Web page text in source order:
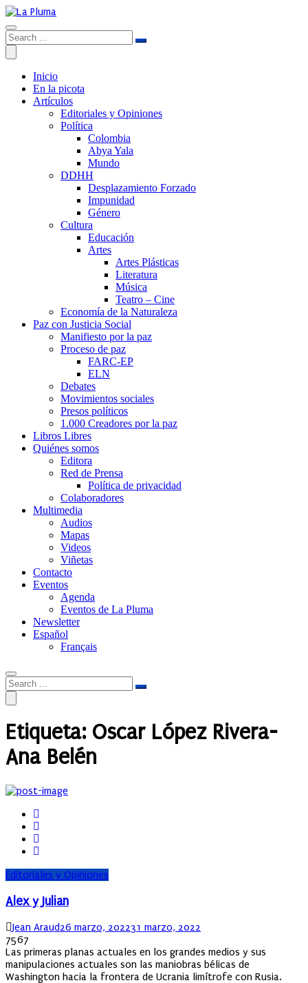
Inicio
En la picota
Artículos
Editoriales y Opiniones
Política
Colombia
Abya Yala
Mundo
DDHH
Desplazamiento Forzado
Impunidad
Género
Cultura
Educación
Artes
Artes Plásticas
Literatura
Música
Teatro – Cine
Economía de la Naturaleza
Paz con Justicia Social
Manifiesto por la paz
Proceso de paz
FARC-EP
ELN
Debates
Movimientos sociales
Presos políticos
1.000 Creadores por la paz
Libros Libres
Quiénes somos
Editora
Red de Prensa
Política de privacidad
Colaboradores
Multimedia
Audios
Mapas
Videos
Viñetas
Contacto
Eventos
Agenda
Eventos de La Pluma
Newsletter
Español
Français
Etiqueta: Oscar López Rivera-
Ana Belén
Editoriales y Opiniones
Alex y Julian
Author
Jean AraudPosted
26 marzo, 202231 marzo, 2022
7567
Las primeras planas actuales en los grandes medios y sus
manipulaciones actuales son las maniobras bélicas de
Washington hacia la frontera de Ucrania limítrofe con Rusia.